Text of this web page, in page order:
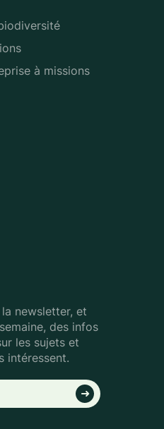
à missions
newsletter, et
des infos
les sujets et
intéressent.